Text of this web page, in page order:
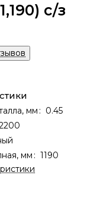
с/з
мм : 0.45
мм : 1190